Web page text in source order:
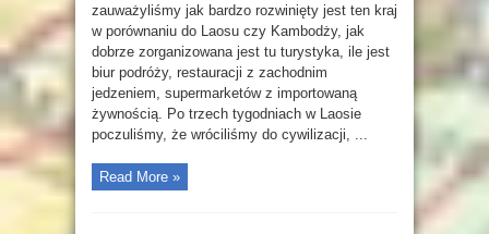
zauważyliśmy jak bardzo rozwinięty jest ten kraj
w porównaniu do Laosu czy Kambodży, jak
dobrze zorganizowana jest tu turystyka, ile jest
biur podróży, restauracji z zachodnim
jedzeniem, supermarketów z importowaną
żywnością. Po trzech tygodniach w Laosie
poczuliśmy, że wróciliśmy do cywilizacji, ...
Read More »